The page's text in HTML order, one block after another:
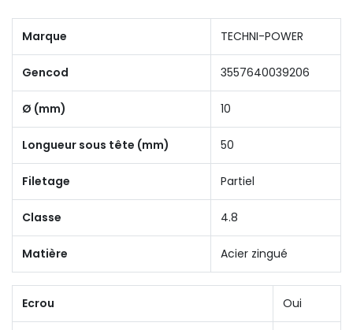
Marque TECHNI-POWER
Gencod 3557640039206
Ø (mm) 10
Longueur sous tête (mm) 50
Filetage Partiel
Classe 4.8
Matière Acier zingué
Ecrou Oui